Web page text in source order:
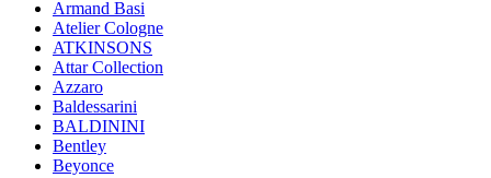
Armand Basi
Atelier Cologne
ATKINSONS
Attar Collection
Azzaro
Baldessarini
BALDININI
Bentley
Beyonce